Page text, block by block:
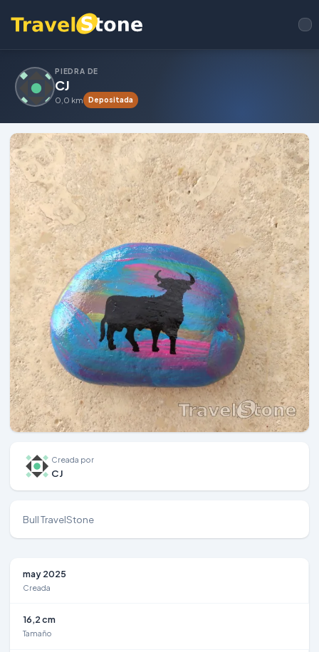
PIEDRA DE
CJ
0,0 km Depositada
Creada por
CJ
Bull TravelStone
may 2025
Creada
16,2 cm
Tamaño